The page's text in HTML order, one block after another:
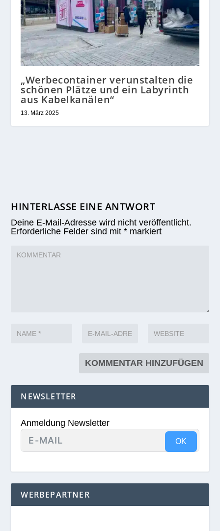
„Werbecontainer verunstalten die
schönen Plätze und ein Labyrinth
aus Kabelkanälen“
13. März 2025
HINTERLASSE EINE ANTWORT
Deine E-Mail-Adresse wird nicht veröffentlicht.
Erforderliche Felder sind mit* markiert
NEWSLETTER
Anmeldung Newsletter
OK
WERBEPARTNER